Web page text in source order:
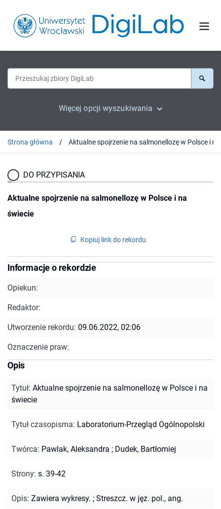
Więcej opcji wyszukiwania
Strona główna
DO PRZYPISANIA
Aktualne spojrzenie na salmonellozę w Polsce i na
świecie
Kopiuj link do rekordu
Informacje o rekordzie
Opiekun:
Redaktor:
Utworzenie rekordu: 09.06.2022, 02:06
Oznaczenie praw:
Opis
Tytuł: Aktualne spojrzenie na salmonellozę w Polsce i na
świecie
Tytuł czasopisma: Laboratorium-Przegląd Ogólnopolski
Twórca: Pawlak, Aleksandra ; Dudek, Bartłomiej
Strony: s. 39-42
Opis: Zawiera wykresy. ; Streszcz. w jęz. pol., ang.